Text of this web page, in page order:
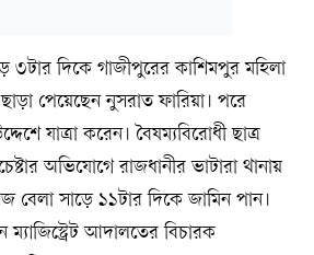
৩টার দিকে গাজীপুরের কাশিমপুর মহিলা
ছাড়া পেয়েছেন নুসরাত ফারিয়া। পরে
যাত্রা করেন। বৈষম্যবিরোধী ছাত্র
অভিযোগে রাজধানীর ভাটারা থানায়
সাড়ে ১১টার দিকে জামিন পান।
ম্যাজিস্ট্রেট আদালতের বিচারক